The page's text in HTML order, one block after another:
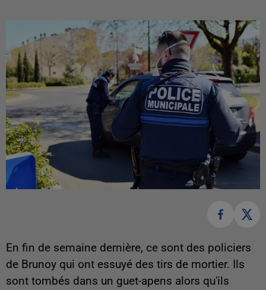
En fin de semaine dernière, ce sont des policiers
de Brunoy qui ont essuyé des tirs de mortier. Ils
sont tombés dans un guet-apens alors qu'ils